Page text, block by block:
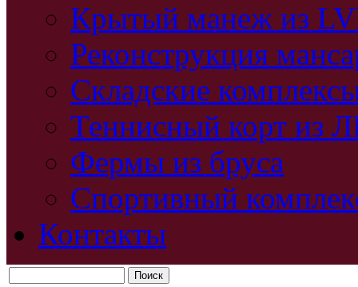
Крытый манеж из
Реконструкция
Складские
Теннисный корт из
Фермы из бруса
Спортивный
Контакты